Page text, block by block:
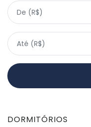
DORMITÓRIOS